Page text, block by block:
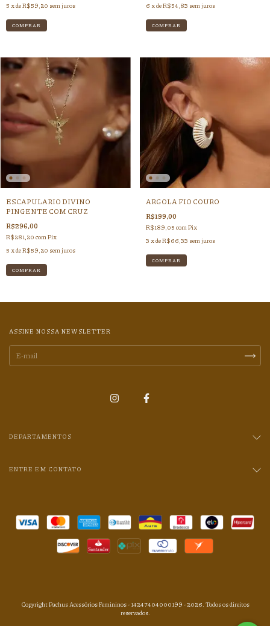
5 x deR$59,20 sem juros
6 x deR$54,83 sem juros
ESCAPULARIO DIVINO
PINGENTE COM CRUZ
R$296,00
R$281,20 comPix
5 x deR$59,20 sem juros
ARGOLA FIO COURO
R$199,00
R$189,05 comPix
3 x deR$66,33 sem juros
ASSINE NOSSA NEWSLETTER
DEPARTAMENTOS
ENTRE EM CONTATO
Copyright Pachus Acessórios Femininos - 14247404000199 - 2026. Todos os direitos
reservados.